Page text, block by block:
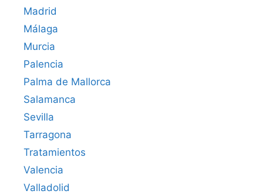
Madrid
Málaga
Murcia
Palencia
Palma de Mallorca
Salamanca
Sevilla
Tarragona
Tratamientos
Valencia
Valladolid